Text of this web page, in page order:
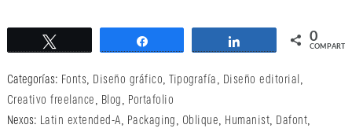
Compartir 0
COMPARTIR
Categorías: Fonts, Diseño gráfico, Tipografía , Diseño editorial ,
Creativo freelance , Blog , Portafolio
Nexos: Latin extended-A, Packaging , Oblique, Humanist, Dafont,